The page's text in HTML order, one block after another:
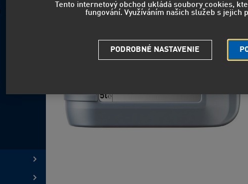
Tento internetový obchod ukládá soubory cookies,
fungování. Využíváním našich služeb s jejich
PODROBNÉ NASTAVENIE